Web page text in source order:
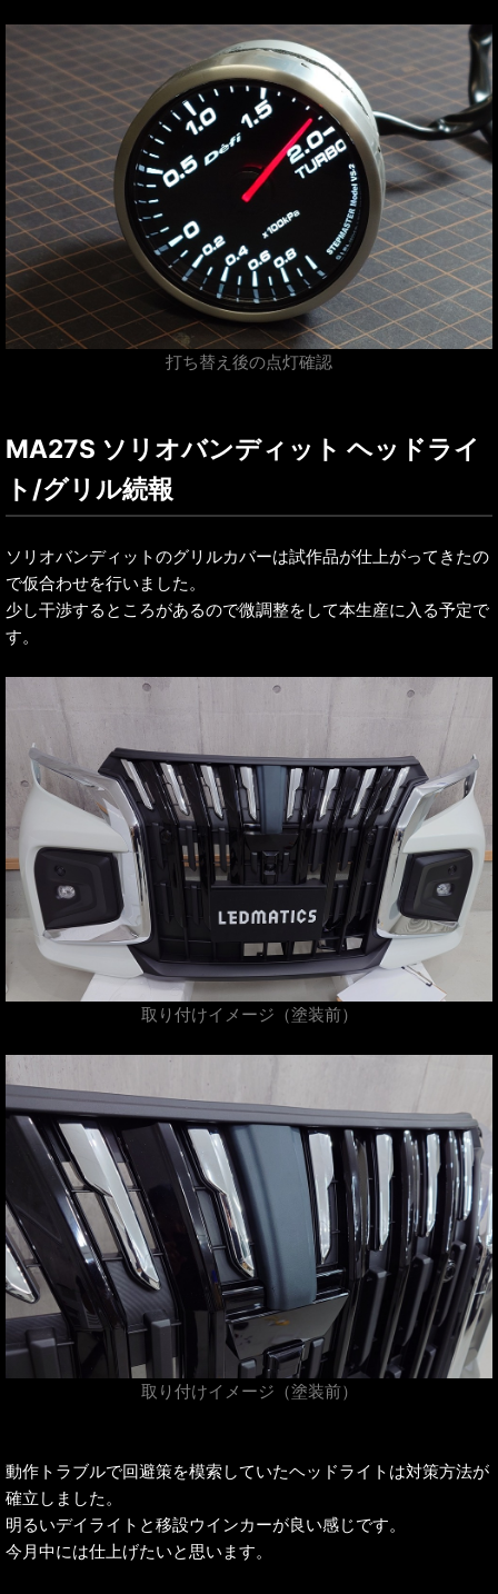
打ち替え後の点灯確認
MA27S ソリオバンディット ヘッドライ
ト/グリル続報
ソリオバンディットのグリルカバーは試作品が仕上がってきたの
で仮合わせを行いました。
少し干渉するところがあるので微調整をして本生産に入る予定で
す。
取り付けイメージ（塗装前）
取り付けイメージ（塗装前）
動作トラブルで回避策を模索していたヘッドライトは対策方法が
確立しました。
明るいデイライトと移設ウインカーが良い感じです。
今月中には仕上げたいと思います。